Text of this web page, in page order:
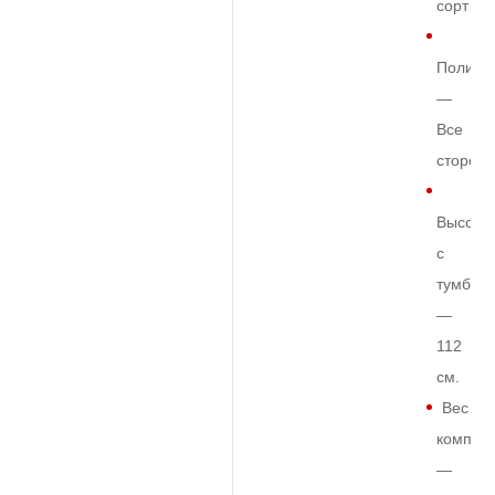
сорт
—
Все
Высота
с
тумбой
—
112
см.
Вес
—